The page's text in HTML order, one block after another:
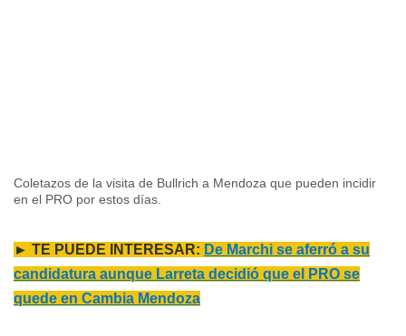
Coletazos de la visita de Bullrich a Mendoza que pueden incidir
en el PRO por estos días.
► TE PUEDE INTERESAR: De Marchi se aferró a su
candidatura aunque Larreta decidió que el PRO se
quede en Cambia Mendoza